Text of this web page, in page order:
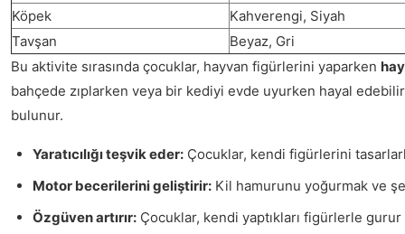
Köpek
Kahverengi, Siyah
Tavşan
Beyaz, Gri
Bu aktivite sırasında çocuklar, hayvan figürlerini yaparken
bahçede zıplarken veya bir kediyi evde uyurken hayal
bulunur.
Yaratıcılığı teşvik eder: Çocuklar, kendi figürlerini
Motor becerilerini geliştirir: Kil hamurunu yoğurmak ve
Özgüven artırır: Çocuklar, kendi yaptıkları figürlerle